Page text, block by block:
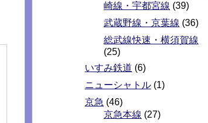
崎線・宇都宮線 (39)
武蔵野線・京葉線 (36)
総武線快速・横須賀線
(25)
いすみ鉄道 (6)
ニューシャトル (1)
京急 (46)
京急本線 (27)